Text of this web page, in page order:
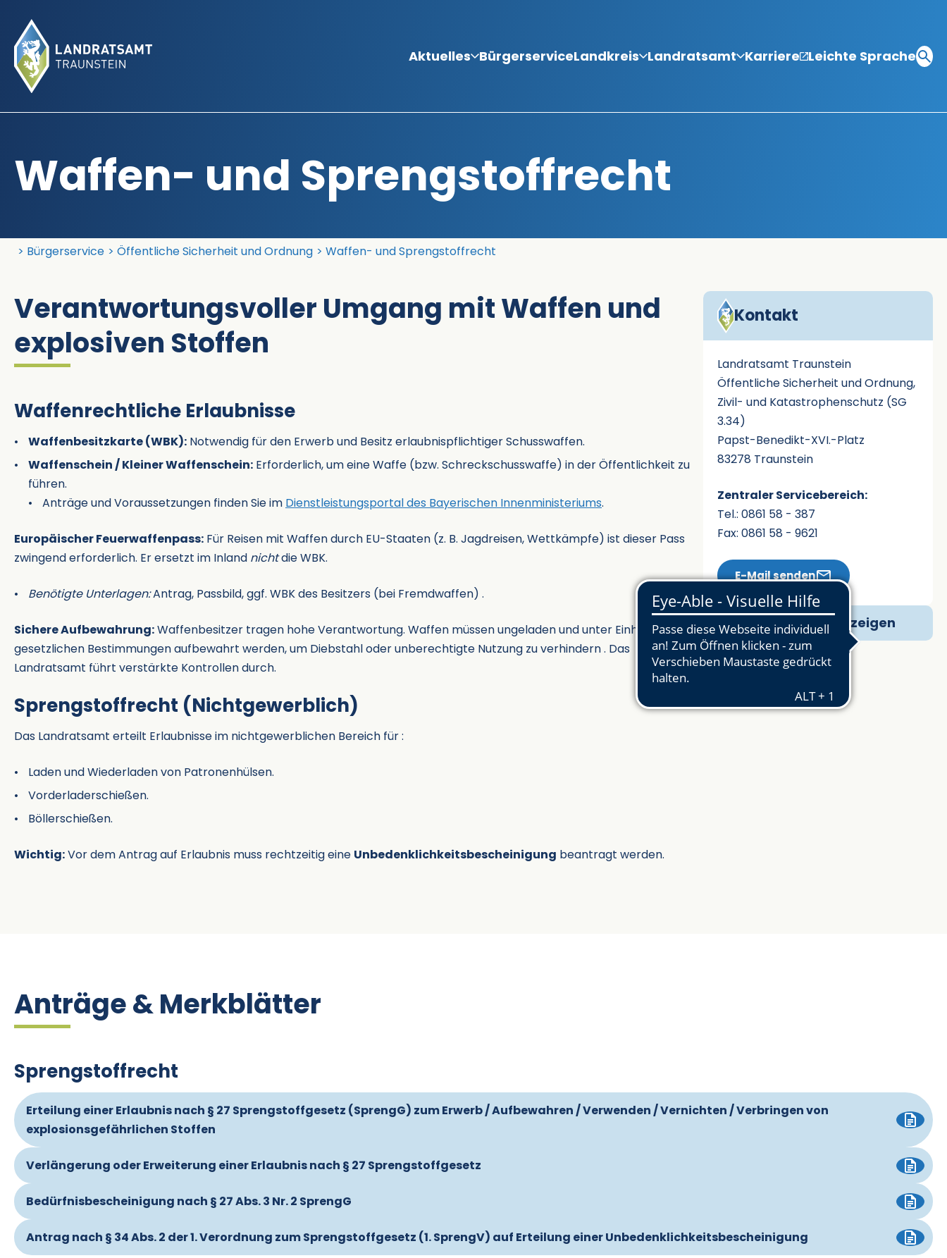
Aktuelles BürgerserviceLandkreis Landratsamt Karriere Leichte Sprache
Waffen- und Sprengstoffrecht
Landratsamt Traunstein
Bürgerservice Öffentliche Sicherheit und Ordnung Waffen- und Sprengstoffrecht
Verantwortungsvoller Umgang mit Waffen und
explosiven Stoffen
Waffenrechtliche Erlaubnisse
Waffenbesitzkarte (WBK): Notwendig für den Erwerb und Besitz erlaubnispflichtiger Schusswaffen.
Waffenschein / Kleiner Waffenschein: Erforderlich, um eine Waffe (bzw. Schreckschusswaffe) in der Öffentlichkeit zu
führen.
Anträge und Voraussetzungen finden Sie im Dienstleistungsportal des Bayerischen Innenministeriums.
Europäischer Feuerwaffenpass: Für Reisen mit Waffen durch EU-Staaten (z. B. Jagdreisen, Wettkämpfe) ist dieser Pass
zwingend erforderlich. Er ersetzt im Inland nichtdie WBK.
Benötigte Unterlagen:Antrag, Passbild, ggf. WBK des Besitzers (bei Fremdwaffen) .
Sichere Aufbewahrung:Waffenbesitzer tragen hohe Verantwortung. Waffen müssen ungeladen und unter Einhaltung der
gesetzlichen Bestimmungen aufbewahrt werden, um Diebstahl oder unberechtigte Nutzung zu verhindern . Das
Landratsamt führt verstärkte Kontrollen durch.
Sprengstoffrecht (Nichtgewerblich)
Das Landratsamt erteilt Erlaubnisse im nichtgewerblichen Bereich für :
Laden und Wiederladen von Patronenhülsen.
Vorderladerschießen.
Böllerschießen.
Wichtig:Vor dem Antrag auf Erlaubnis muss rechtzeitig eine Unbedenklichkeitsbescheinigung beantragt werden.
Kontakt
Landratsamt Traunstein
Öffentliche Sicherheit und Ordnung,
Zivil- und Katastrophenschutz (SG
3.34)
Papst-Benedikt-XVI.-Platz
83278 Traunstein
Zentraler Servicebereich:
Tel.: 0861 58 - 387
Fax: 0861 58 - 9621
E-Mail senden
Ansprechpartner zeigen
Anträge & Merkblätter
Sprengstoffrecht
Erteilung einer Erlaubnis nach § 27 Sprengstoffgesetz (SprengG) zum Erwerb / Aufbewahren / Verwenden / Vernichten / Verbringen von
explosionsgefährlichen Stoffen
Verlängerung oder Erweiterung einer Erlaubnis nach § 27 Sprengstoffgesetz
Bedürfnisbescheinigung nach § 27 Abs. 3 Nr. 2 SprengG
Antrag nach § 34 Abs. 2 der 1. Verordnung zum Sprengstoffgesetz (1. SprengV) auf Erteilung einer Unbedenklichkeitsbescheinigung